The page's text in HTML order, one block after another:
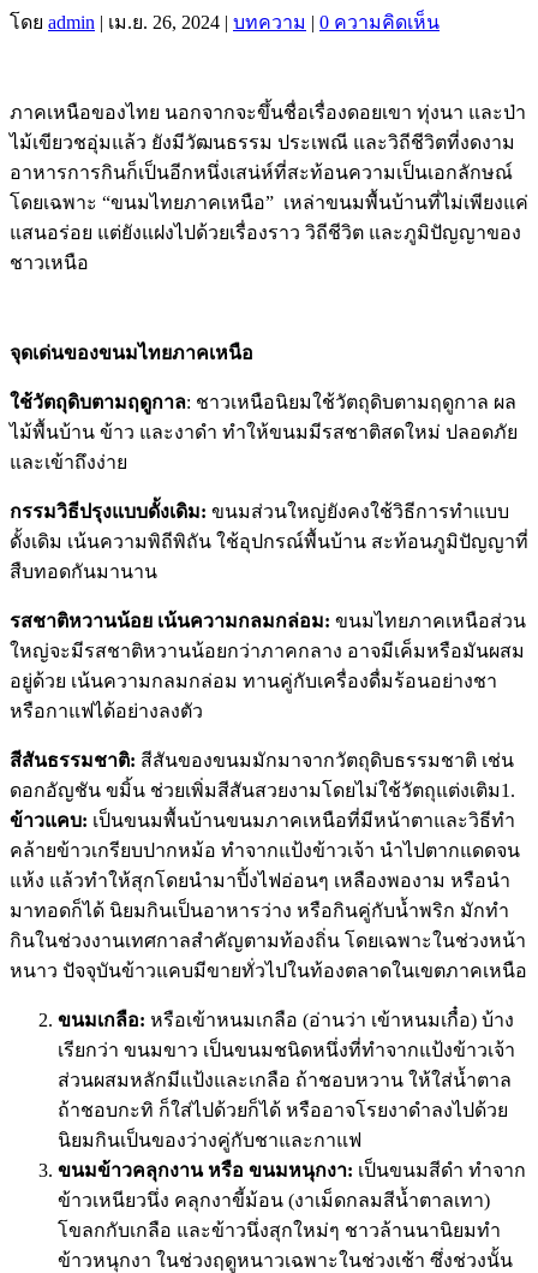
โดย admin | เม.ย. 26, 2024 | บทความ | 0 ความคิดเห็น
ภาคเหนือของไทย นอกจากจะขึ้นชื่อเรื่องดอยเขา ทุ่งนา และป่า
ไม้เขียวชอุ่มแล้ว ยังมีวัฒนธรรม ประเพณี และวิถีชีวิตที่งดงาม
อาหารการกินก็เป็นอีกหนึ่งเสน่ห์ที่สะท้อนความเป็นเอกลักษณ์
โดยเฉพาะ “ขนมไทยภาคเหนือ” เหล่าขนมพื้นบ้านที่ไม่เพียงแค่
แสนอร่อย แต่ยังแฝงไปด้วยเรื่องราว วิถีชีวิต และภูมิปัญญาของ
ชาวเหนือ
จุดเด่นของขนมไทยภาคเหนือ
ใช้วัตถุดิบตามฤดูกาล: ชาวเหนือนิยมใช้วัตถุดิบตามฤดูกาล ผล
ไม้พื้นบ้าน ข้าว และงาดำ ทำให้ขนมมีรสชาติสดใหม่ ปลอดภัย
และเข้าถึงง่าย
กรรมวิธีปรุงแบบดั้งเดิม: ขนมส่วนใหญ่ยังคงใช้วิธีการทำแบบ
ดั้งเดิม เน้นความพิถีพิถัน ใช้อุปกรณ์พื้นบ้าน สะท้อนภูมิปัญญาที่
สืบทอดกันมานาน
รสชาติหวานน้อย เน้นความกลมกล่อม: ขนมไทยภาคเหนือส่วน
ใหญ่จะมีรสชาติหวานน้อยกว่าภาคกลาง อาจมีเค็มหรือมันผสม
อยู่ด้วย เน้นความกลมกล่อม ทานคู่กับเครื่องดื่มร้อนอย่างชา
หรือกาแฟได้อย่างลงตัว
สีสันธรรมชาติ: สีสันของขนมมักมาจากวัตถุดิบธรรมชาติ เช่น
ดอกอัญชัน ขมิ้น ช่วยเพิ่มสีสันสวยงามโดยไม่ใช้วัตถุแต่งเติม1.
ข้าวแคบ: เป็นขนมพื้นบ้านขนมภาคเหนือที่มีหน้าตาและวิธีทำ
คล้ายข้าวเกรียบปากหม้อ ทำจากแป้งข้าวเจ้า นำไปตากแดดจน
แห้ง แล้วทำให้สุกโดยนำมาปิ้งไฟอ่อนๆ เหลืองพองาม หรือนำ
มาทอดก็ได้ นิยมกินเป็นอาหารว่าง หรือกินคู่กับน้ำพริก มักทำ
กินในช่วงงานเทศกาลสำคัญตามท้องถิ่น โดยเฉพาะในช่วงหน้า
หนาว ปัจจุบันข้าวแคบมีขายทั่วไปในท้องตลาดในเขตภาคเหนือ
ขนมเกลือ: หรือเข้าหนมเกลือ (อ่านว่า เข้าหนมเกื๋อ) บ้าง
เรียกว่า ขนมขาว เป็นขนมชนิดหนึ่งที่ทำจากแป้งข้าวเจ้า
ส่วนผสมหลักมีแป้งและเกลือ ถ้าชอบหวาน ให้ใส่น้ำตาล
ถ้าชอบกะทิ ก็ใส่ไปด้วยก็ได้ หรืออาจโรยงาดำลงไปด้วย
นิยมกินเป็นของว่างคู่กับชาและกาแฟ
ขนมข้าวคลุกงาน หรือ ขนมหนุกงา: เป็นขนมสีดำ ทำจาก
ข้าวเหนียวนึ่ง คลุกงาขี้ม้อน (งาเม็ดกลมสีน้ำตาลเทา)
โขลกกับเกลือ และข้าวนึ่งสุกใหม่ๆ ชาวล้านนานิยมทำ
ข้าวหนุกงา ในช่วงฤดูหนาวเฉพาะในช่วงเช้า ซึ่งช่วงนั้น